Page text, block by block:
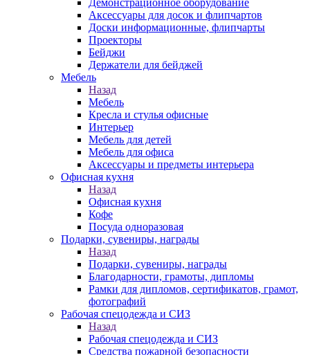
Демонстрационное оборудование
Аксессуары для досок и флипчартов
Доски информационные, флипчарты
Проекторы
Бейджи
Держатели для бейджей
Мебель
Назад
Мебель
Кресла и стулья офисные
Интерьер
Мебель для детей
Мебель для офиса
Аксессуары и предметы интерьера
Офисная кухня
Назад
Офисная кухня
Кофе
Посуда одноразовая
Подарки, сувениры, награды
Назад
Подарки, сувениры, награды
Благодарности, грамоты, дипломы
Рамки для дипломов, сертификатов, грамот,
фотографий
Рабочая спецодежда и СИЗ
Назад
Рабочая спецодежда и СИЗ
Средства пожарной безопасности